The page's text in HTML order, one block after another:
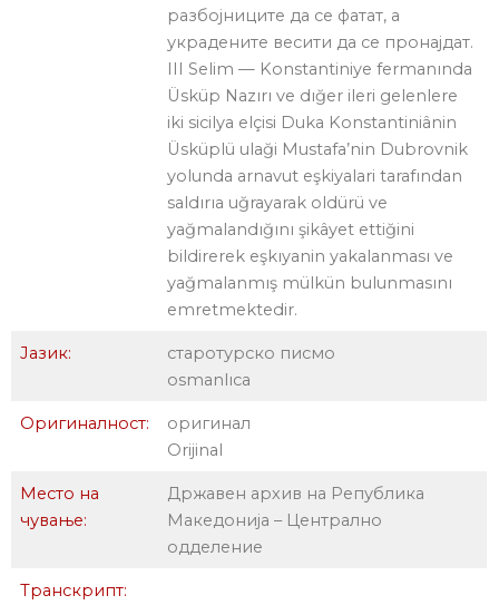
разбојниците да се фатат, а
украдените весити да се пронајдат.
III Selim — Konstantiniye fermanında
Üsküp Nazırı ve dığer ileri gelenlere
iki sicilya elçisi Duka Konstantiniânin
Üsküplü ulaği Mustafa’nin Dubrovnik
yolunda arnavut eşkiyalari tarafından
saldırıa uğrayarak oldürü ve
yağmalandığını şikâyet ettiğini
bildirerek eşkıyanin yakalanması ve
yağmalanmış mülkün bulunmasını
emretmektedir.
Јазик:
старотурско писмо
osmanlıca
Оригиналност:
оригинал
Orijinal
Место на
чување:
Државен архив на Република
Македонија – Централно
одделение
Транскрипт: